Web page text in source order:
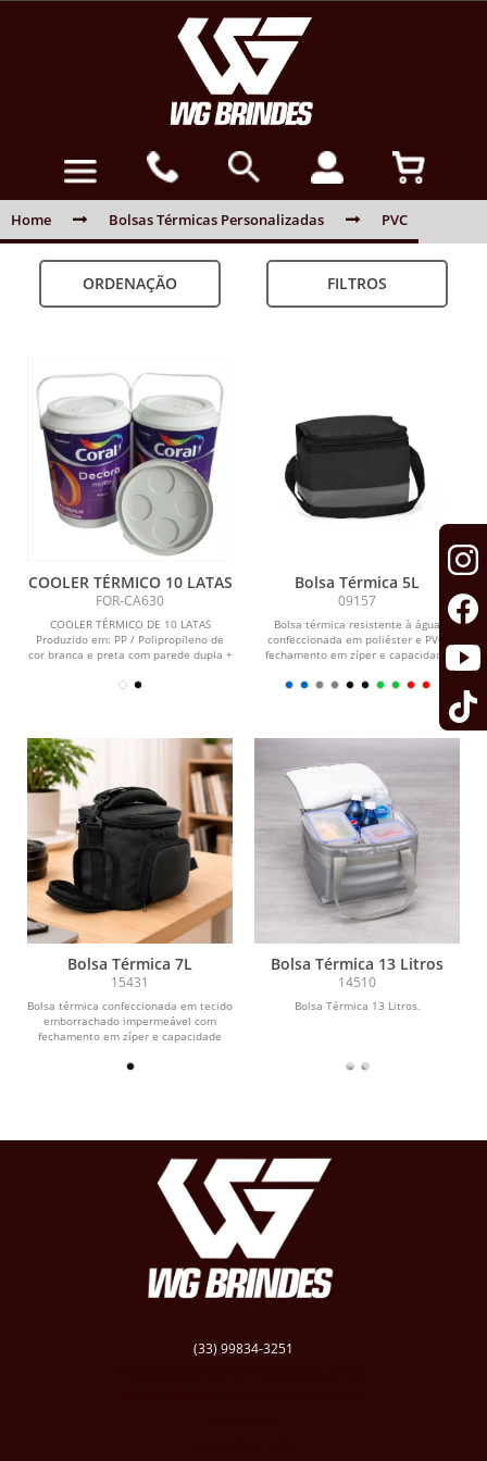
Home Bolsas Térmicas Personalizadas PVC
ORDENAÇÃO FILTROS
COOLER TÉRMICO 10 LATAS
FOR-CA630
COOLER TÉRMICO DE 10 LATAS
Produzido em: PP / Polipropileno de
cor branca e preta com parede dupla +
Bolsa Térmica 5L
09157
Bolsa térmica resistente à água
confeccionada em poliéster e PVC,
fechamento em zíper e capacidade
Bolsa Térmica 7L
15431
Bolsa térmica confeccionada em tecido
emborrachado impermeável com
fechamento em zíper e capacidade
Bolsa Térmica 13 Litros
14510
Bolsa Térmica 13 Litros.
(33) 99834-3251